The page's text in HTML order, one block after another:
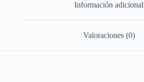
Información adicional
Valoraciones (0)